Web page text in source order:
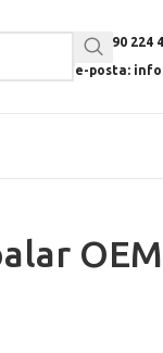
Tel: +90 224
e-posta: